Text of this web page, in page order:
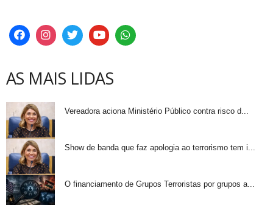
AS MAIS LIDAS
Vereadora aciona Ministério Público contra risco d...
Show de banda que faz apologia ao terrorismo tem i...
O financiamento de Grupos Terroristas por grupos a...